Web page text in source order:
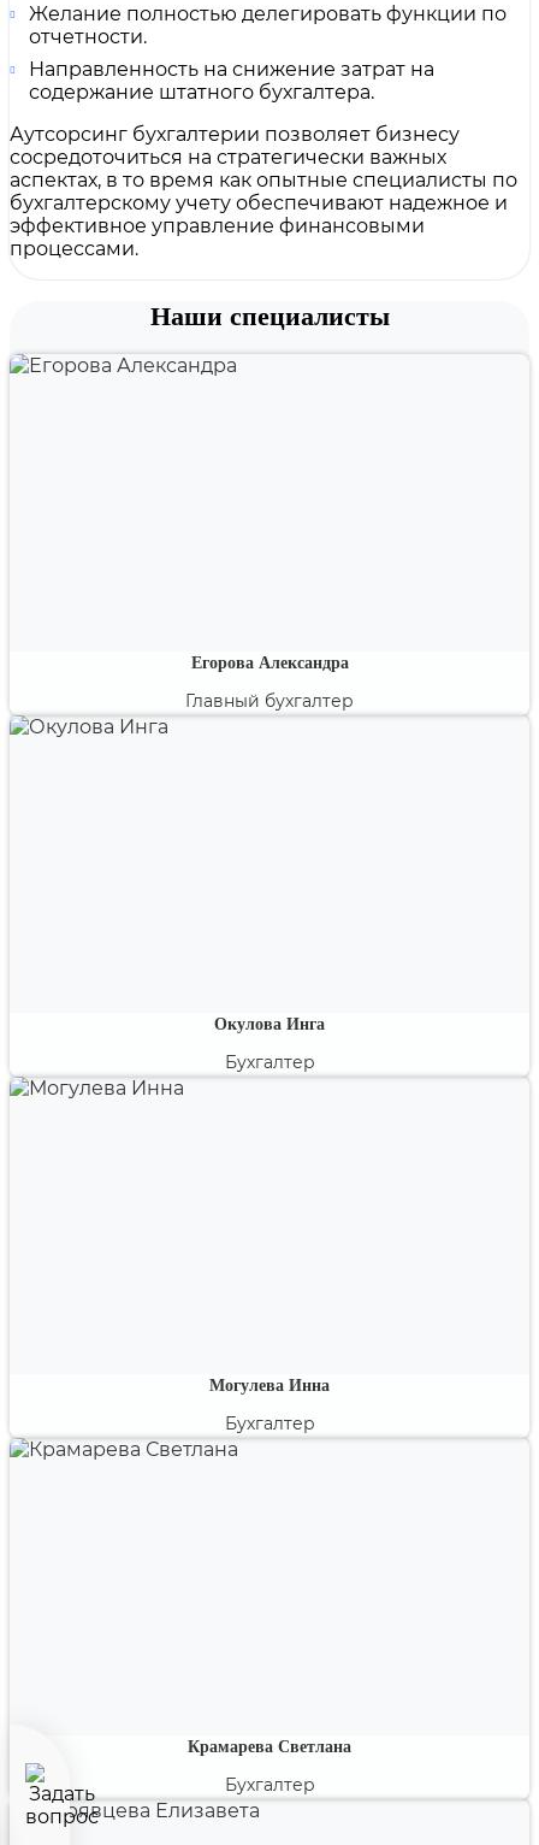
Желание полностью делегировать функции по
отчетности.
Направленность на снижение затрат на
содержание штатного бухгалтера.
Аутсорсинг бухгалтерии позволяет бизнесу
сосредоточиться на стратегически важных
аспектах, в то время как опытные специалисты по
бухгалтерскому учету обеспечивают надежное и
эффективное управление финансовыми
процессами.
Наши специалисты
Егорова Александра
Главный бухгалтер
Специалист по международным стандартам
Окулова Инга
Бухгалтер
Эксперт по проблемным вопросам бухгалтерского и
Могулева Инна
Бухгалтер
Ведущий бухгалтер-эксперт, член института
Крамарева Светлана
Бухгалтер